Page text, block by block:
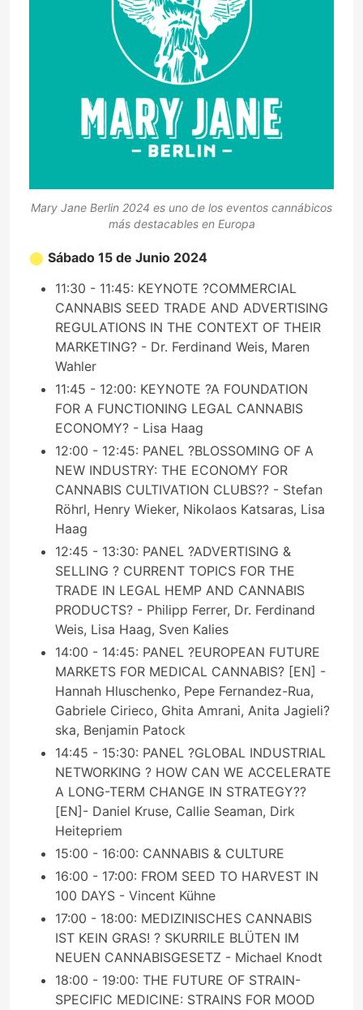
Mary Jane Berlin 2024 es uno de los eventos cannábicos
más destacables en Europa
Sábado 15 de Junio 2024
11:30 - 11:45: KEYNOTE ?COMMERCIAL
CANNABIS SEED TRADE AND ADVERTISING
REGULATIONS IN THE CONTEXT OF THEIR
MARKETING? - Dr. Ferdinand Weis, Maren
Wahler
11:45 - 12:00: KEYNOTE ?A FOUNDATION
FOR A FUNCTIONING LEGAL CANNABIS
ECONOMY? - Lisa Haag
12:00 - 12:45: PANEL ?BLOSSOMING OF A
NEW INDUSTRY: THE ECONOMY FOR
CANNABIS CULTIVATION CLUBS?? - Stefan
Röhrl, Henry Wieker, Nikolaos Katsaras, Lisa
Haag
12:45 - 13:30: PANEL ?ADVERTISING &
SELLING ? CURRENT TOPICS FOR THE
TRADE IN LEGAL HEMP AND CANNABIS
PRODUCTS? - Philipp Ferrer, Dr. Ferdinand
Weis, Lisa Haag, Sven Kalies
14:00 - 14:45: PANEL ?EUROPEAN FUTURE
MARKETS FOR MEDICAL CANNABIS? [EN] -
Hannah Hluschenko, Pepe Fernandez-Rua,
Gabriele Cirieco, Ghita Amrani, Anita Jagieli?
ska, Benjamin Patock
14:45 - 15:30: PANEL ?GLOBAL INDUSTRIAL
NETWORKING ? HOW CAN WE ACCELERATE
A LONG-TERM CHANGE IN STRATEGY??
[EN]- Daniel Kruse, Callie Seaman, Dirk
Heitepriem
15:00 - 16:00: CANNABIS & CULTURE
16:00 - 17:00: FROM SEED TO HARVEST IN
100 DAYS - Vincent Kühne
17:00 - 18:00: MEDIZINISCHES CANNABIS
IST KEIN GRAS! ? SKURRILE BLÜTEN IM
NEUEN CANNABISGESETZ - Michael Knodt
18:00 - 19:00: THE FUTURE OF STRAIN-
SPECIFIC MEDICINE: STRAINS FOR MOOD